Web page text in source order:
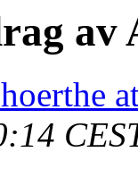
av